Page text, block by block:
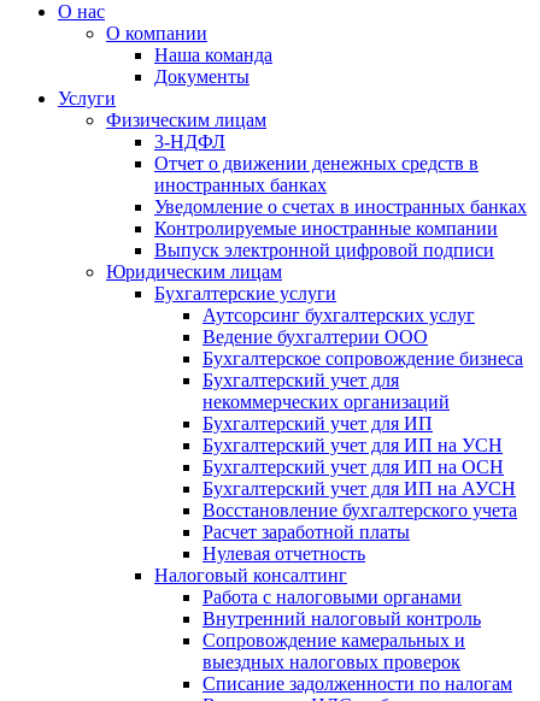
О нас
О компании
Наша команда
Документы
Услуги
Физическим лицам
3-НДФЛ
Отчет о движении денежных средств в
иностранных банках
Уведомление о счетах в иностранных банках
Контролируемые иностранные компании
Выпуск электронной цифровой подписи
Юридическим лицам
Бухгалтерские услуги
Аутсорсинг бухгалтерских услуг
Ведение бухгалтерии ООО
Бухгалтерское сопровождение бизнеса
Бухгалтерский учет для
некоммерческих организаций
Бухгалтерский учет для ИП
Бухгалтерский учет для ИП на УСН
Бухгалтерский учет для ИП на ОСН
Бухгалтерский учет для ИП на АУСН
Восстановление бухгалтерского учета
Расчет заработной платы
Нулевая отчетность
Налоговый консалтинг
Работа с налоговыми органами
Внутренний налоговый контроль
Сопровождение камеральных и
выездных налоговых проверок
Списание задолженности по налогам